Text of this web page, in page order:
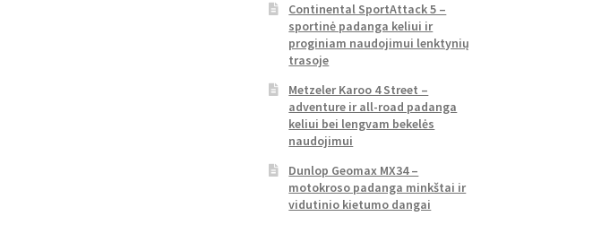
Continental SportAttack 5 –
sportinė padanga keliui ir
proginiam naudojimui lenktynių
trasoje
Metzeler Karoo 4 Street –
adventure ir all-road padanga
keliui bei lengvam bekelės
naudojimui
Dunlop Geomax MX34 –
motokroso padanga minkštai ir
vidutinio kietumo dangai